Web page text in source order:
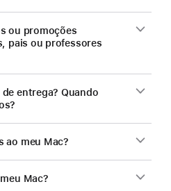
ou promoções
pais ou professores
entrega? Quando
ao meu Mac?
Mac?